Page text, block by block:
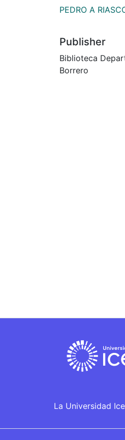
PEDRO A
Publisher
Biblioteca
Borrero
La Universidad